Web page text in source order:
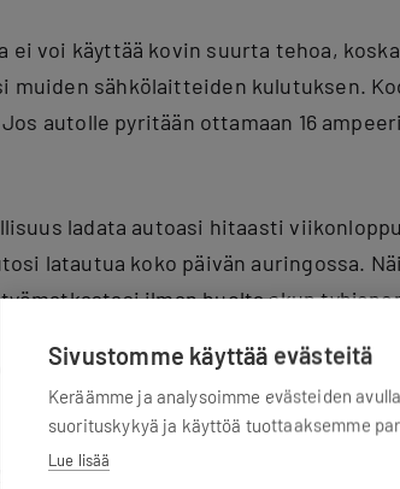
ei voi käyttää kovin suurta tehoa,
muiden sähkölaitteiden kulutuksen.
autolle pyritään ottamaan 16
ladata autoasi hitaasti
latautua koko päivän auringossa.
ilman huolta akun
latausasemiin liittyvää sanastoa?
oikean sähköauton latausaseman.
Sivustomme käyttää evästeitä
Keräämme ja analysoimme evästeiden
suorituskykyä ja käyttöä tuottaaksemme
Lue lisää